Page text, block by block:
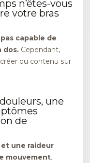
n’êtes-vous
votre bras
capable de
dos. Cependant,
du contenu sur
une
de
et une raideur
mouvement.